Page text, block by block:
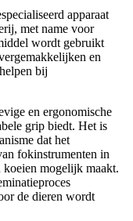
apparaat
met name voor
wordt gebruikt
en
bij
en ergonomische
grip biedt. Het is
dat het
fokinstrumenten in
koeien mogelijk maakt.
de dieren wordt